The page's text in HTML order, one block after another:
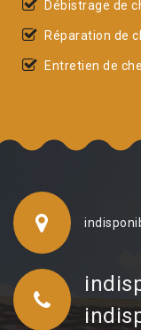
Débistrage de
Réparation de
Entretien de